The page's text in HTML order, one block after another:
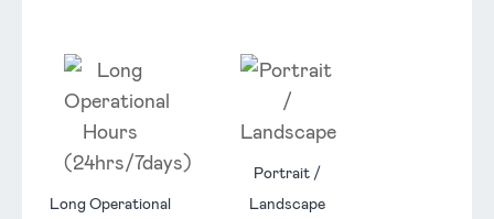
Long Operational
Portrait /
Landscape